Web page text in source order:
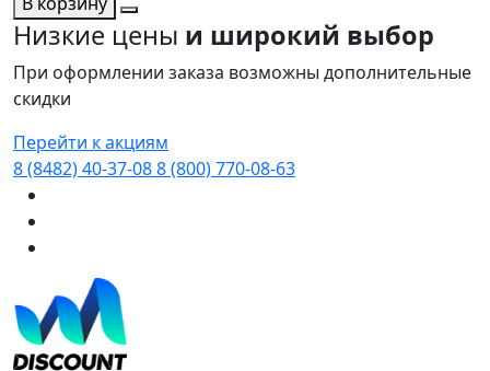
Низкие цены и широкий выбор
При оформлении заказа возможны дополнительные
скидки
Перейти к акциям
8 (8482) 40-37-088 (800) 770-08-63